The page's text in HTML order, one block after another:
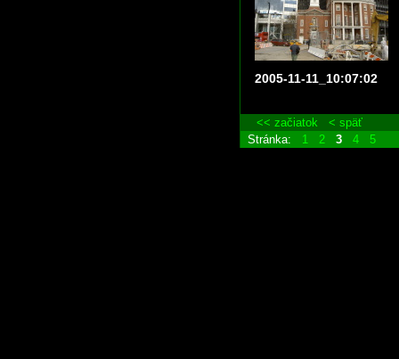
2005-11-11_10:07:02
<< začiatok
< späť
Stránka:
1 2 3 4 5